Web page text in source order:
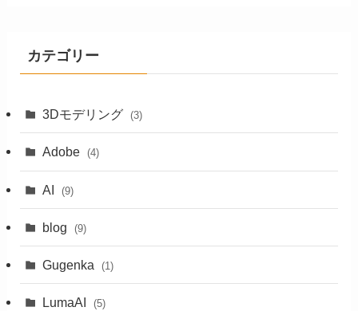
カテゴリー
3Dモデリング (3)
Adobe (4)
AI (9)
blog (9)
Gugenka (1)
LumaAI (5)